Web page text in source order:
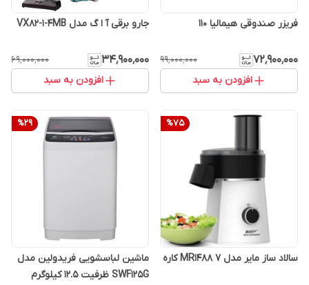
فریزر صندوقی هیمالیا 110
۷۲٬۹۰۰٬۰۰۰ ۹۹٬۰۰۰٬۰۰۰
افزودن به سبد
جارو برقی آ ا گ مدل VX82-1-4MB
۳۴٬۹۰۰٬۰۰۰ ۶۹٬۰۰۰٬۰۰۰
افزودن به سبد
%75
سالاد ساز مایر مدل MR1488 ۷ کاره
%29
ماشین لباسشویی فریدولین مدل
SWF125G ظرفیت ۱۲.۵ کیلوگرم